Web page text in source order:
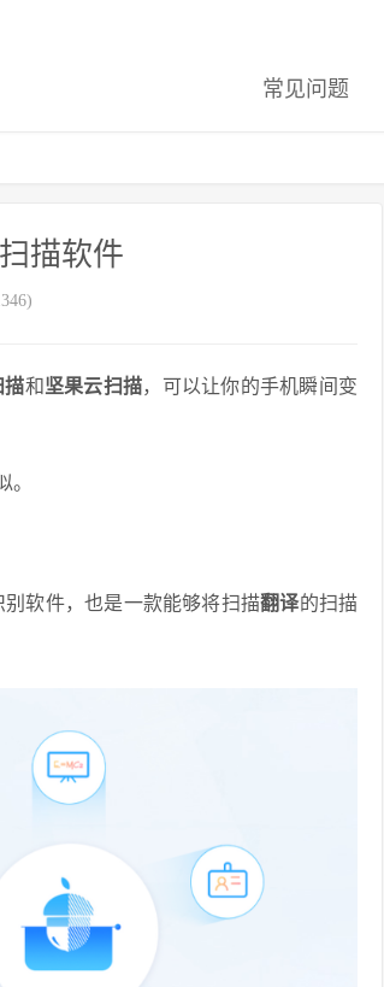
常见问题
描软件
描和坚果云扫描，可以让你的手机瞬间变
。
软件，也是一款能够将扫描翻译的扫描